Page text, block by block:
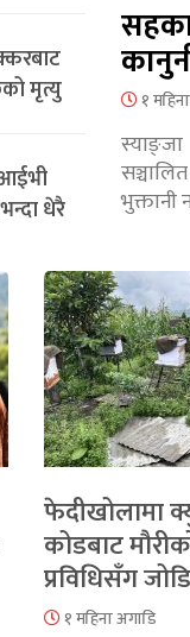
मृत्यु
धेरै
१
फेदीखोलामा
कोडबाट
प्रविधिसँग
१ महिना अगाडि